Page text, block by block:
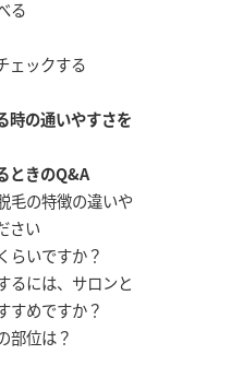
る
ェックする
時の通いやすさを
ときのQ&A
毛の特徴の違いや
さい
らいですか？
るには、サロンと
すめですか？
部位は？